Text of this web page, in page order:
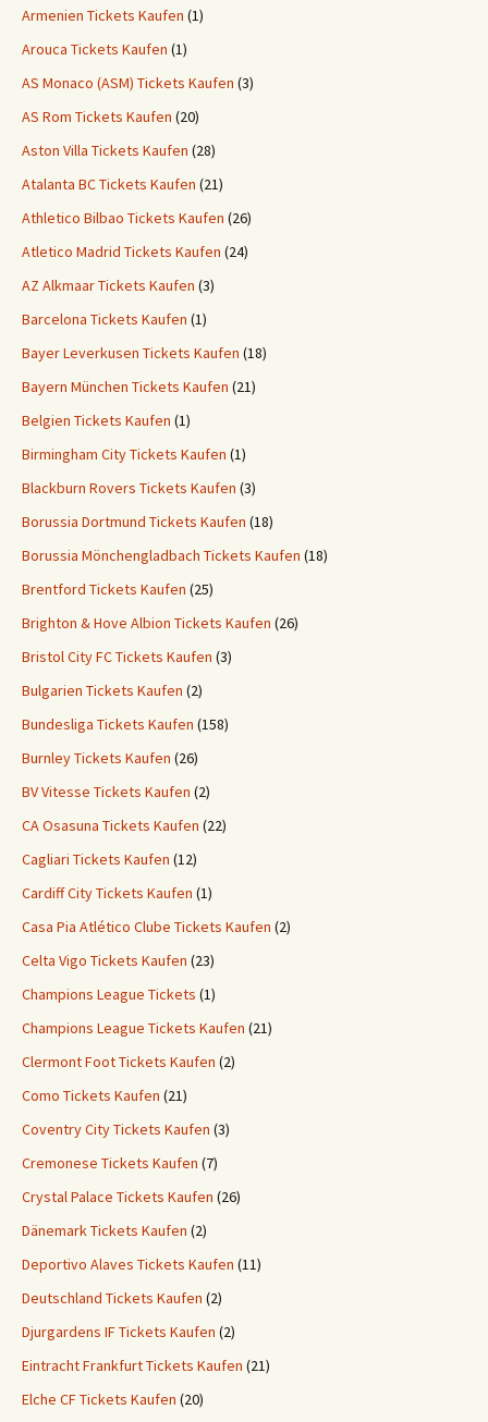
Armenien Tickets Kaufen (1)
Arouca Tickets Kaufen (1)
AS Monaco (ASM) Tickets Kaufen (3)
AS Rom Tickets Kaufen (20)
Aston Villa Tickets Kaufen (28)
Atalanta BC Tickets Kaufen (21)
Athletico Bilbao Tickets Kaufen (26)
Atletico Madrid Tickets Kaufen (24)
AZ Alkmaar Tickets Kaufen (3)
Barcelona Tickets Kaufen (1)
Bayer Leverkusen Tickets Kaufen (18)
Bayern München Tickets Kaufen (21)
Belgien Tickets Kaufen (1)
Birmingham City Tickets Kaufen (1)
Blackburn Rovers Tickets Kaufen (3)
Borussia Dortmund Tickets Kaufen (18)
Borussia Mönchengladbach Tickets Kaufen (18)
Brentford Tickets Kaufen (25)
Brighton & Hove Albion Tickets Kaufen (26)
Bristol City FC Tickets Kaufen (3)
Bulgarien Tickets Kaufen (2)
Bundesliga Tickets Kaufen (158)
Burnley Tickets Kaufen (26)
BV Vitesse Tickets Kaufen (2)
CA Osasuna Tickets Kaufen (22)
Cagliari Tickets Kaufen (12)
Cardiff City Tickets Kaufen (1)
Casa Pia Atlético Clube Tickets Kaufen (2)
Celta Vigo Tickets Kaufen (23)
Champions League Tickets (1)
Champions League Tickets Kaufen (21)
Clermont Foot Tickets Kaufen (2)
Como Tickets Kaufen (21)
Coventry City Tickets Kaufen (3)
Cremonese Tickets Kaufen (7)
Crystal Palace Tickets Kaufen (26)
Dänemark Tickets Kaufen (2)
Deportivo Alaves Tickets Kaufen (11)
Deutschland Tickets Kaufen (2)
Djurgardens IF Tickets Kaufen (2)
Eintracht Frankfurt Tickets Kaufen (21)
Elche CF Tickets Kaufen (20)